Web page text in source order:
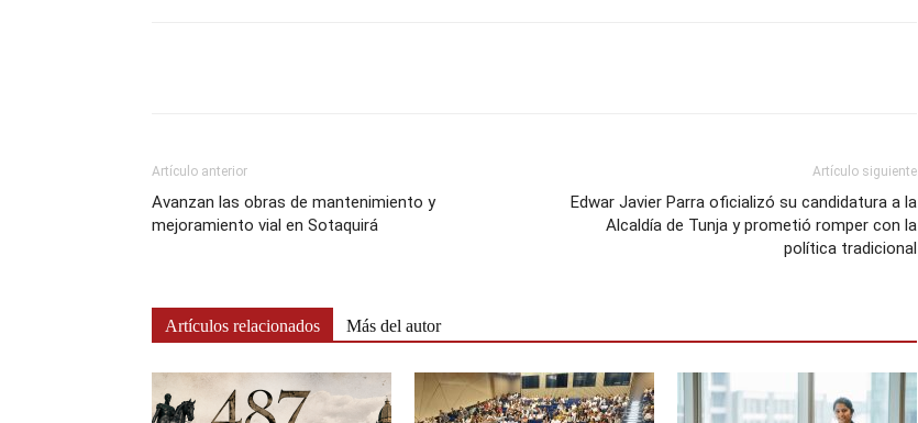
Artículo anterior
Avanzan las obras de mantenimiento y
mejoramiento vial en Sotaquirá
Artículo siguiente
Edwar Javier Parra oficializó su candidatura a la
Alcaldía de Tunja y prometió romper con la
política tradicional
Artículos relacionados Más del autor